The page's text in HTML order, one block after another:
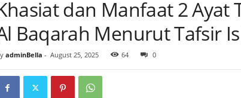
dan Manfaat 2 Ayat
Baqarah Menurut Tafsir
adminBella - August 25, 2025 64 0